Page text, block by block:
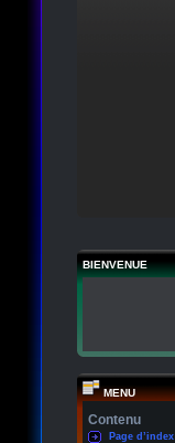
BIENVENUE
MENU
Contenu
Page d’index